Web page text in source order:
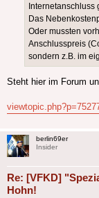
Internetanschluss
Das
Oder mussten
Anschlusspreis
sondern z.B. im
Steht hier im Forum
berlin69er
Insider
Re: [VFKD]
Hohn!